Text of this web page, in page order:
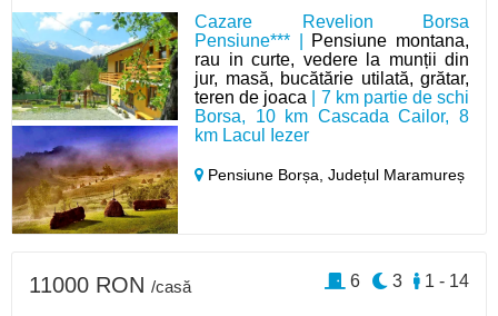
Cazare Revelion Borsa
Pensiune*** | Pensiune montana,
rau in curte, vedere la munții din
jur, masă, bucătărie utilată, grătar,
teren de joaca | 7 km partie de schi
Borsa, 10 km Cascada Cailor, 8
km Lacul Iezer
Pensiune Borșa,Județul Maramureș
11000 RON /casă 1 - 14
3
6